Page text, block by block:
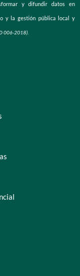
y difundir datos en
y la gestión pública local y
006-2018).